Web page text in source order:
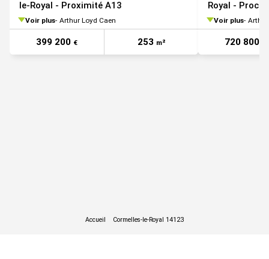
le-Royal - Proximité A13
Voir plus Arthur Loyd Caen
399 200 € 253 m²
Royal -
Voir plus
720 800